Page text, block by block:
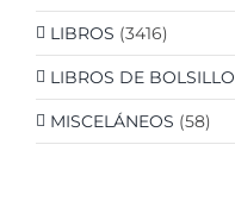
LIBROS (3416)
LIBROS DE BOLSILLO
MISCELÁNEOS (58)